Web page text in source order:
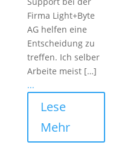
Firma Light+Byte
AG helfen eine
Entscheidung zu
treffen. Ich selber
Arbeite meist […]
...
Lese
Mehr